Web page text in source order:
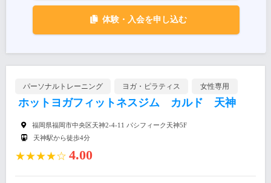
体験・入会を申し込む
パーソナルトレーニング ヨガ・ピラティス 女性専用
ホットヨガフィットネスジム カルド 天神
福岡県福岡市中央区天神2-4-11 パシフィーク天神5F
天神駅から徒歩4分
★★★★☆ 4.00